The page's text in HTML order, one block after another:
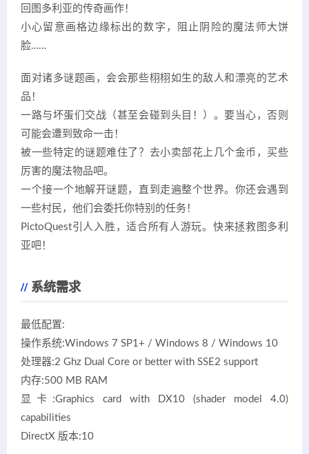
回图多利亚的传奇画作！
小心留意画格边缘标出的数字，阻止阴险的魔法师大饼
脸……
面对诸多谜题画，会会那些栩栩如生的敌人和漂亮的艺术
品！
一路与坏蛋们交战（甚至会碰到头目！）。要当心，否则
可能会遭到致命一击！
被一些特定的谜题难住了？去小卖部花上几个金币，买些
厉害的魔法物品吧。
一个接一个地解开谜题，直到走遍整个世界。你还会遇到
一些村民，他们会委托你特别的任务！
PictoQuest引人入胜，适合所有人游玩。快来拯救图多利
亚吧！
系统需求
最低配置:
操作系统:Windows 7 SP1+ / Windows 8 / Windows 10
处理器:2 Ghz Dual Core or better with SSE2 support
内存:500 MB RAM
显卡:Graphics card with DX10 (shader model 4.0)
capabilities
DirectX 版本:10